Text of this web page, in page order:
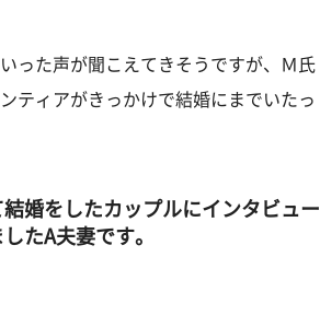
った声が聞こえてきそうですが、Ｍ氏
ティアがきっかけで結婚にまでいたっ
婚をしたカップルにインタビュー
たA夫妻です。